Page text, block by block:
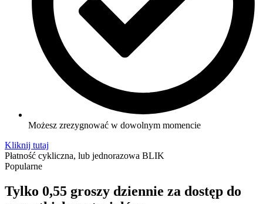
Możesz zrezygnować w dowolnym momencie
Kliknij tutaj
Płatność cykliczna, lub jednorazowa BLIK
Popularne
Tylko 0,55 groszy dziennie za dostęp do